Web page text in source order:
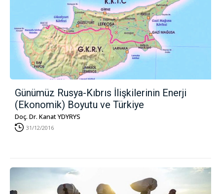
Günümüz Rusya-Kıbrıs İlişkilerinin Enerji
(Ekonomik) Boyutu ve Türkiye
Doç. Dr. Kanat YDYRYS
31/12/2016